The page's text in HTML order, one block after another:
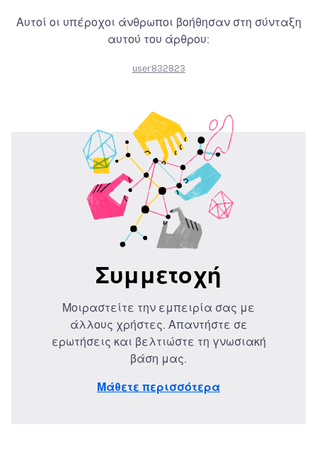
Αυτοί οι υπέροχοι άνθρωποι βοήθησαν στη σύνταξη
αυτού του άρθρου:
user832823
Συμμετοχή
Μοιραστείτε την εμπειρία σας με
άλλους χρήστες. Απαντήστε σε
ερωτήσεις και βελτιώστε τη γνωσιακή
βάση μας.
Μάθετε περισσότερα